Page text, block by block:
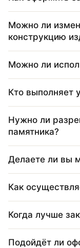
Можно ли
конструкцию
Можно ли
Кто выполняет
Нужно ли
памятника?
Делаете ли вы
Как
Когда лучше
Подойдёт ли